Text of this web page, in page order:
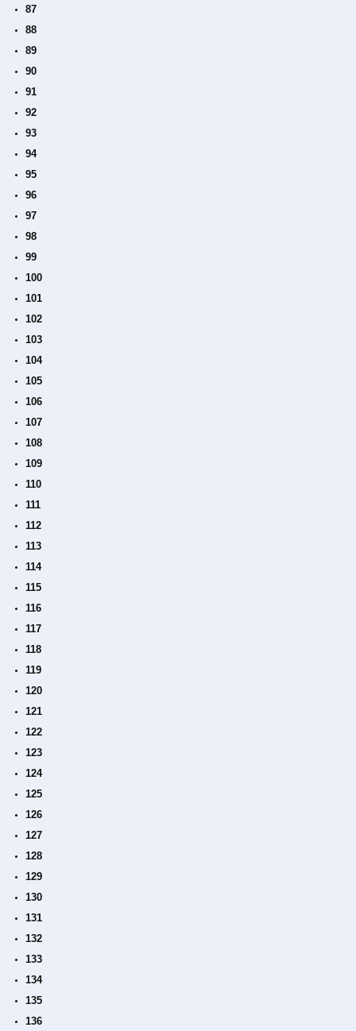
87
88
89
90
91
92
93
94
95
96
97
98
99
100
101
102
103
104
105
106
107
108
109
110
111
112
113
114
115
116
117
118
119
120
121
122
123
124
125
126
127
128
129
130
131
132
133
134
135
136